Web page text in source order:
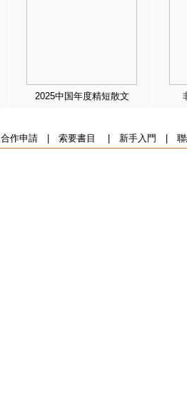
2025中国年度精短散文
合作申請| 索要書目 新手入門